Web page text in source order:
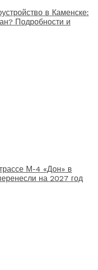
в Каменске:
Подробности и
М-4 «Дон» в
на 2027 год